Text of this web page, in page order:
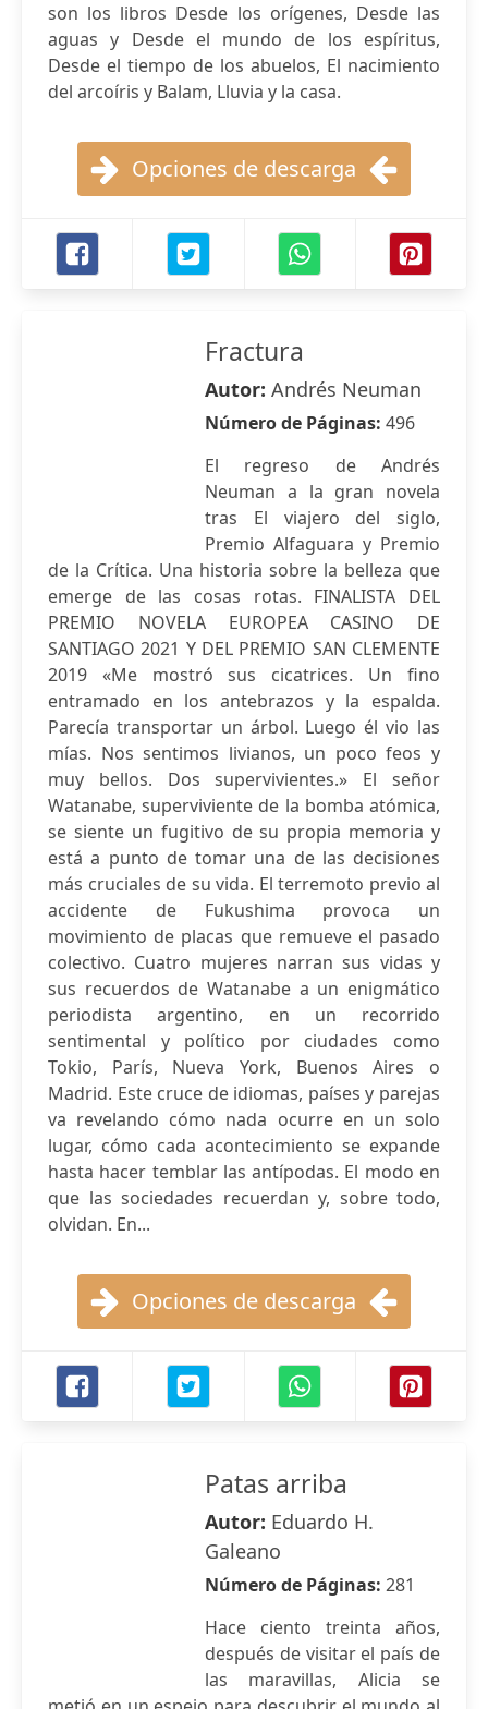
son los libros Desde los orígenes, Desde las
aguas y Desde el mundo de los espíritus,
Desde el tiempo de los abuelos, El nacimiento
del arcoíris y Balam, Lluvia y la casa.
Opciones de descarga
Fractura
Autor: Andrés Neuman
Número de Páginas: 496
El regreso de Andrés
Neuman a la gran novela
tras El viajero del siglo,
Premio Alfaguara y Premio
de la Crítica. Una historia sobre la belleza que
emerge de las cosas rotas. FINALISTA DEL
PREMIO NOVELA EUROPEA CASINO DE
SANTIAGO 2021 Y DEL PREMIO SAN CLEMENTE
2019 «Me mostró sus cicatrices. Un fino
entramado en los antebrazos y la espalda.
Parecía transportar un árbol. Luego él vio las
mías. Nos sentimos livianos, un poco feos y
muy bellos. Dos supervivientes.» El señor
Watanabe, superviviente de la bomba atómica,
se siente un fugitivo de su propia memoria y
está a punto de tomar una de las decisiones
más cruciales de su vida. El terremoto previo al
accidente de Fukushima provoca un
movimiento de placas que remueve el pasado
colectivo. Cuatro mujeres narran sus vidas y
sus recuerdos de Watanabe a un enigmático
periodista argentino, en un recorrido
sentimental y político por ciudades como
Tokio, París, Nueva York, Buenos Aires o
Madrid. Este cruce de idiomas, países y parejas
va revelando cómo nada ocurre en un solo
lugar, cómo cada acontecimiento se expande
hasta hacer temblar las antípodas. El modo en
que las sociedades recuerdan y, sobre todo,
olvidan. En...
Opciones de descarga
Patas arriba
Autor: Eduardo H.
Galeano
Número de Páginas: 281
Hace ciento treinta años,
después de visitar el país de
las maravillas, Alicia se